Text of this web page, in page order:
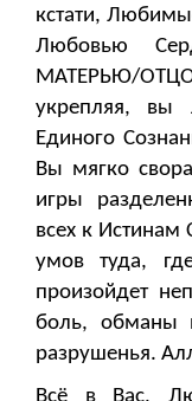
кстати,
Любовью
МАТЕРЬЮ/
укрепляя, вы
Единого
Вы мягко
игры
всех к Истинам
умов туда,
произойдет
боль, обманы
разрушенья.